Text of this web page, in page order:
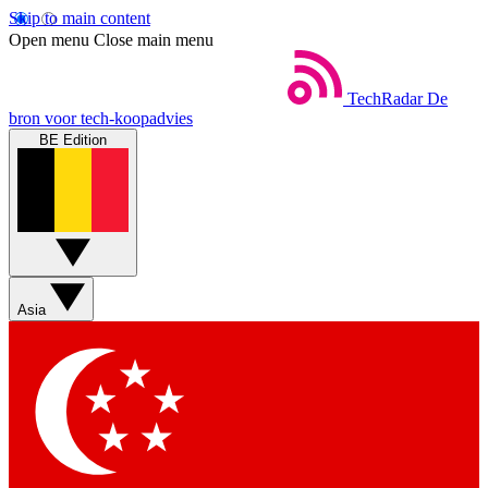
Skip to main content
Open menu Close main menu
TechRadar De
bron voor tech-koopadvies
BE Edition
Asia